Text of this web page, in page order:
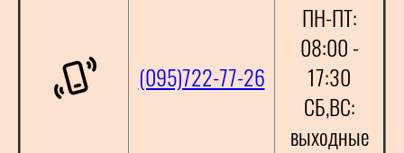
(095)722-77-26
ПН-ПТ:
08:00 -
17:30
СБ,ВС:
выходные